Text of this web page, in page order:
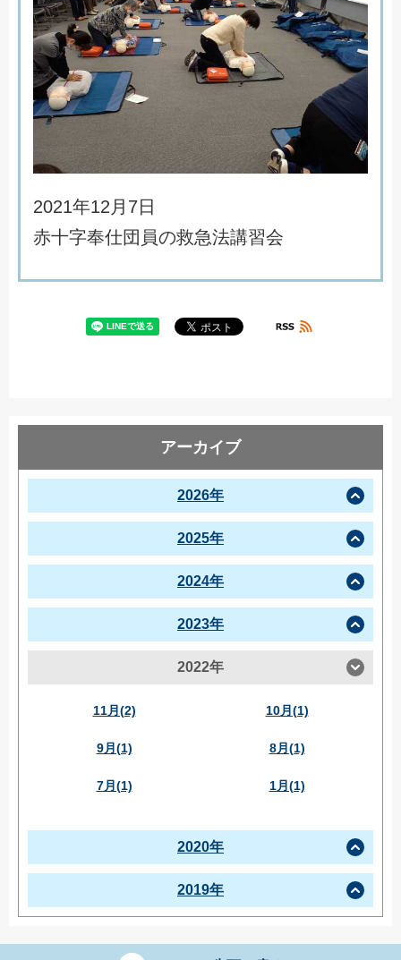
2021年12 月 7日
赤十字奉仕団 員の救急法講習会
アーカイブ
2026年
2025年
2024年
2023年
2022年
11月(2) 10月(1)
9月(1) 8月(1)
7月(1) 1月(1)
2020年
2019年